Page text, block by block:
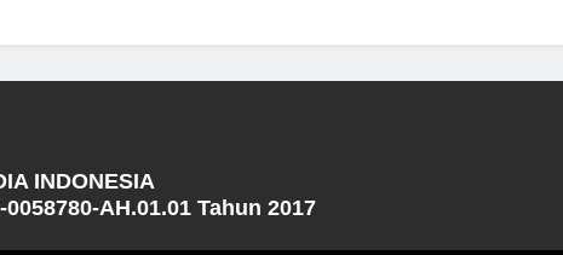
INDONESIA
AH.01.01 Tahun 2017